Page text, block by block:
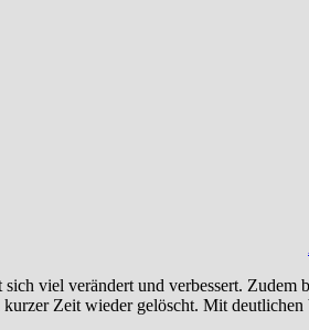
viel verändert und verbessert.
Zeit wieder gelöscht. Mit